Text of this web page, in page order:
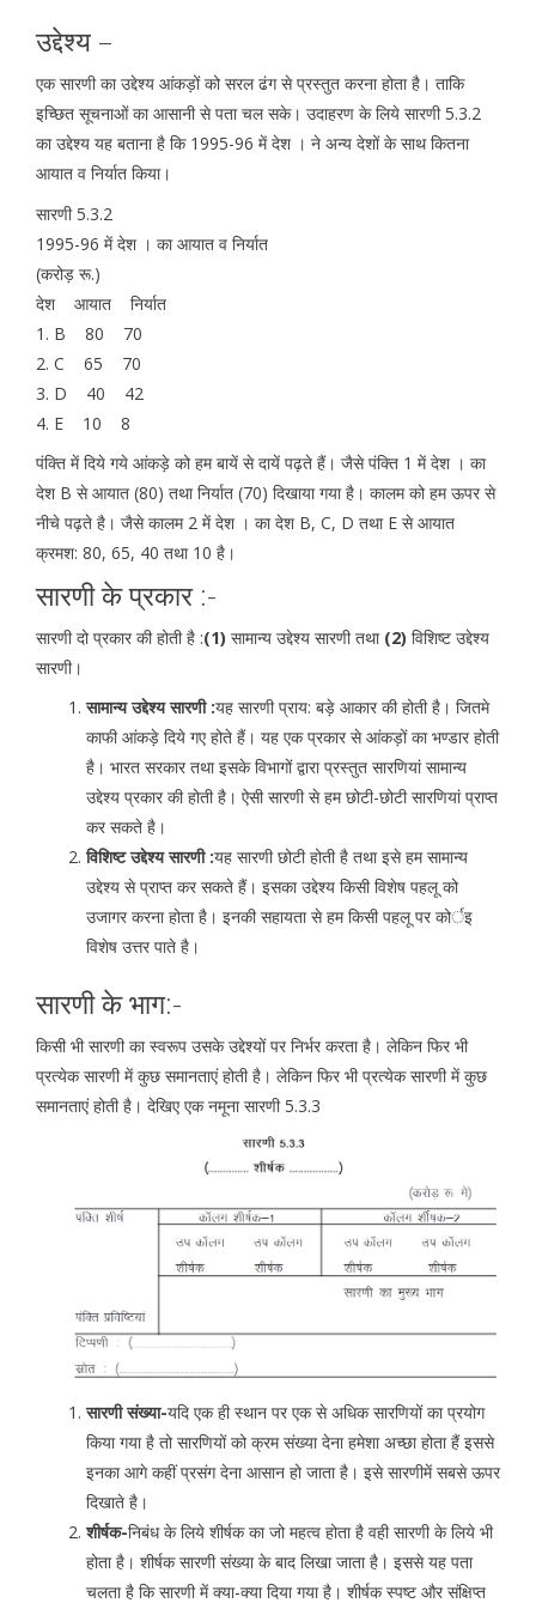
उद्देश्य –
एक सारणी का उद्देश्य आंकड़ों को सरल ढंग से प्रस्तुत करना होता है। ताकि
इच्छित सूचनाओं का आसानी से पता चल सके। उदाहरण के लिये सारणी 5.3.2
का उद्देश्य यह बताना है कि 1995-96 में देश । ने अन्य देशों के साथ कितना
आयात व निर्यात किया।
सारणी 5.3.2
1995-96 में देश । का आयात व निर्यात
(करोड़ रू.)
देश आयात निर्यात
1. B 80 70
2. C 65 70
3. D 40 42
4. E 10 8
पंक्ति में दिये गये आंकड़े को हम बायें से दायें पढ़ते हैं। जैसे पंक्ति 1 में देश । का
देश B से आयात (80) तथा निर्यात (70) दिखाया गया है। कालम को हम ऊपर से
नीचे पढ़ते है। जैसे कालम 2 में देश । का देश B, C, D तथा E से आयात
क्रमश: 80, 65, 40 तथा 10 है।
सारणी के प्रकार :-
सारणी दो प्रकार की होती है :(1) सामान्य उद्देश्य सारणी तथा (2) विशिष्ट उद्देश्य
सारणी।
सामान्य उद्देश्य सारणी :यह सारणी प्राय: बड़े आकार की होती है। जितमे
काफी आंकड़े दिये गए होते हैं। यह एक प्रकार से आंकड़ों का भण्डार होती
है। भारत सरकार तथा इसके विभागों द्वारा प्रस्तुत सारणियां सामान्य
उद्देश्य प्रकार की होती है। ऐसी सारणी से हम छोटी-छोटी सारणियां प्राप्त
कर सकते है।
विशिष्ट उद्देश्य सारणी :यह सारणी छोटी होती है तथा इसे हम सामान्य
उद्देश्य से प्राप्त कर सकते हैं। इसका उद्देश्य किसी विशेष पहलू को
उजागर करना होता है। इनकी सहायता से हम किसी पहलू पर कोर्इ
विशेष उत्तर पाते है।
सारणी के भाग:-
किसी भी सारणी का स्वरूप उसके उद्देश्यों पर निर्भर करता है। लेकिन फिर भी
प्रत्येक सारणी में कुछ समानताएं होती है। लेकिन फिर भी प्रत्येक सारणी में कुछ
समानताएं होती है। देखिए एक नमूना सारणी 5.3.3
सारणी संख्या-यदि एक ही स्थान पर एक से अधिक सारणियों का प्रयोग
किया गया है तो सारणियों को क्रम संख्या देना हमेशा अच्छा होता हैं इससे
इनका आगे कहीं प्रसंग देना आसान हो जाता है। इसे सारणीमें सबसे ऊपर
दिखाते है।
शीर्षक-निबंध के लिये शीर्षक का जो महत्व होता है वही सारणी के लिये भी
होता है। शीर्षक सारणी संख्या के बाद लिखा जाता है। इससे यह पता
चलता है कि सारणी में क्या-क्या दिया गया है। शीर्षक स्पष्ट और संक्षिप्त